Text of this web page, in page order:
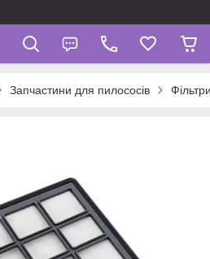
Запчастини для пилососів